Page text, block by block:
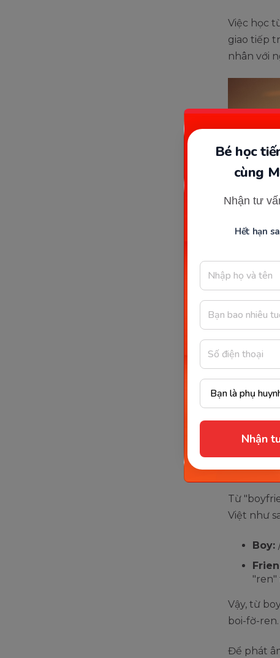
Bé học
cùng
Nhận tư
Hết hạn
Nhận
Việc học
giao tiếp
nhân với
Bạn trai
&
Anh
Từ
Việt như
Boy:
"ren"
Vậy, từ
boi-fờ-ren.
Để phát